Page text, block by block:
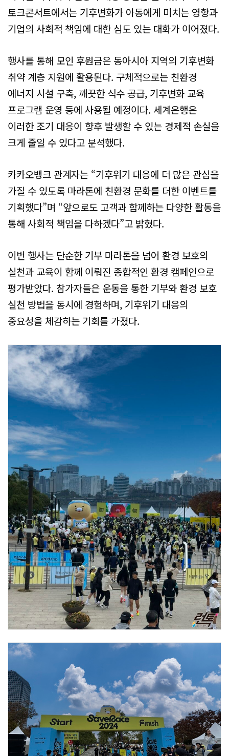
토크콘서트에서는 기후변화가 아동에게 미치는 영향과
기업의 사회적 책임에 대한 심도 있는 대화가 이어졌다.
행사를 통해 모인 후원금은 동아시아 지역의 기후변화
취약 계층 지원에 활용된다. 구체적으로는 친환경
에너지 시설 구축, 깨끗한 식수 공급, 기후변화 교육
프로그램 운영 등에 사용될 예정이다. 세계은행은
이러한 조기 대응이 향후 발생할 수 있는 경제적 손실을
크게 줄일 수 있다고 분석했다.
카카오뱅크 관계자는 “기후위기 대응에 더 많은 관심을
가질 수 있도록 마라톤에 친환경 문화를 더한 이벤트를
기획했다”며 “앞으로도 고객과 함께하는 다양한 활동을
통해 사회적 책임을 다하겠다”고 밝혔다.
이번 행사는 단순한 기부 마라톤을 넘어 환경 보호의
실천과 교육이 함께 이뤄진 종합적인 환경 캠페인으로
평가받았다. 참가자들은 운동을 통한 기부와 환경 보호
실천 방법을 동시에 경험하며, 기후위기 대응의
중요성을 체감하는 기회를 가졌다.